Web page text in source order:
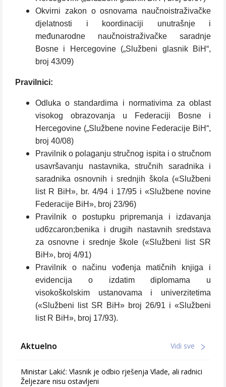
Okvirni zakon o osnovama naučnoistraživačke
djelatnosti i koordinaciji unutrašnje i
međunarodne naučnoistraživačke saradnje
Bosne i Hercegovine („Službeni glasnik BiH“,
broj 43/09)
Pravilnici:
Odluka o standardima i normativima za oblast
visokog obrazovanja u Federaciji Bosne i
Hercegovine („Službene novine Federacije BiH“,
broj 40/08)
Pravilnik o polaganju stručnog ispita i o stručnom
usavršavanju nastavnika, stručnih saradnika i
saradnika osnovnih i srednjih škola («Službeni
list R BiH», br. 4/94 i 17/95 i «Službene novine
Federacije BiH», broj 23/96)
Pravilnik o postupku pripremanja i izdavanja
ud6zcaron;benika i drugih nastavnih sredstava
za osnovne i srednje škole («Službeni list SR
BiH», broj 4/91)
Pravilnik o načinu vođenja matičnih knjiga i
evidencija o izdatim diplomama u
visokoškolskim ustanovama i univerzitetima
(«Službeni list SR BiH» broj 26/91 i «Službeni
list R BiH», broj 17/93).
Aktuelno Vidi sve
Ministar Lakić: Vlasnik je odbio rješenja Vlade, ali radnici
Željezare nisu ostavljeni